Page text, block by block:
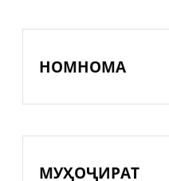
НОМНОМА
МУҲОҶИРАТ